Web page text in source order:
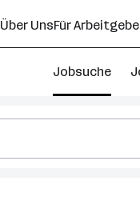
Über UnsFür
Jobsuche